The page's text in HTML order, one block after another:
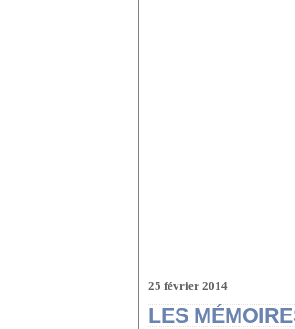
25 février 2014
LES